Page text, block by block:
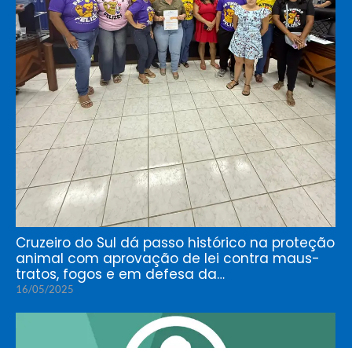
Cruzeiro do Sul dá passo histórico na proteção
animal com aprovação de lei contra maus-
tratos, fogos e em defesa da…
16/05/2025